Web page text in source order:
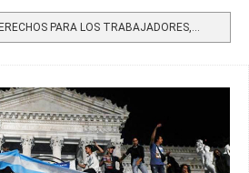
PARA LOS TRABAJADORES,...